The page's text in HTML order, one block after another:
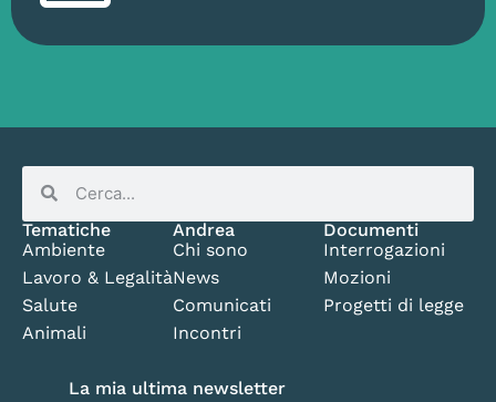
Tematiche
Ambiente
Lavoro & Legalità
Salute
Animali
Andrea
Chi sono
News
Comunicati
Incontri
Documenti
Interrogazioni
Mozioni
Progetti di legge
La mia ultima newsletter